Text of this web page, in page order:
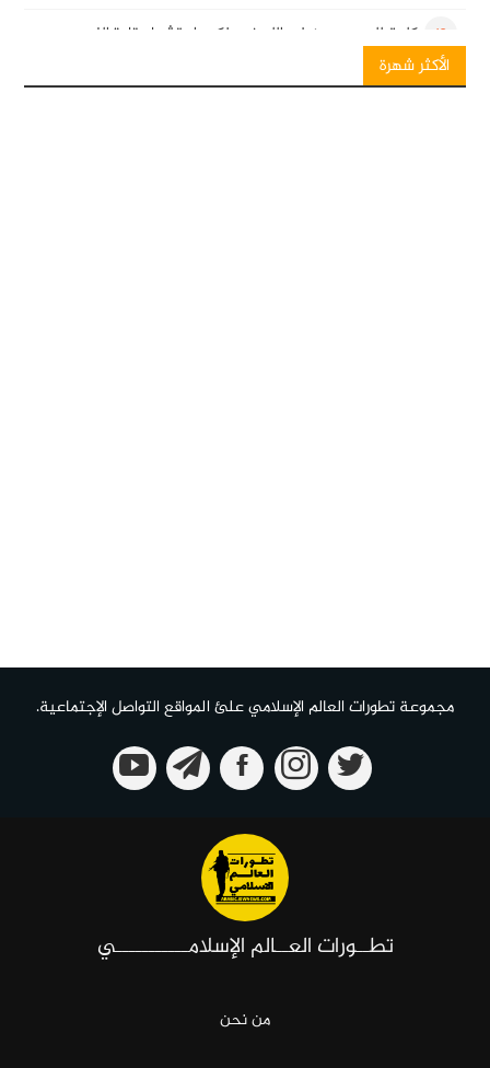
10 كلمة للسيد حسن نصرالله في ذكرى استشهاد قادة النصر
الأكثر شهرة
مجموعة تطورات العالم الإسلامي علئ المواقع التواصل الإجتماعية.
تطــورات العــالم الإسلامـــــــــــي
من نحن